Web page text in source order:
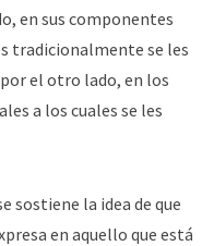
en sus componentes
tradicionalmente se les
el otro lado, en los
a los cuales se les
sostiene la idea de que
en aquello que está